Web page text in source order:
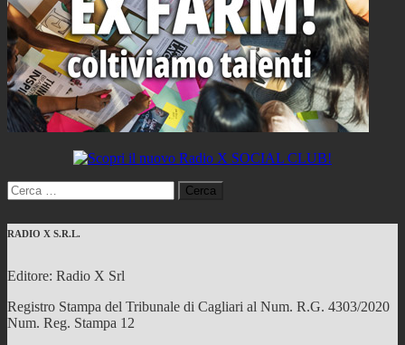
Ricerca
per:
RADIO X S.R.L.
Editore: Radio X Srl
Registro Stampa del Tribunale di Cagliari al Num. R.G. 4303/2020
Num. Reg. Stampa 12